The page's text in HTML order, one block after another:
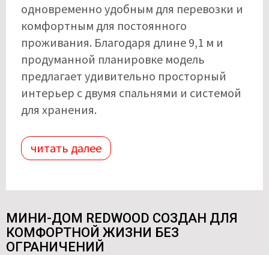
одновременно удобным для перевозки и
комфортным для постоянного
проживания. Благодаря длине 9,1 м и
продуманной планировке модель
предлагает удивительно просторный
интерьер с двумя спальнями и системой
для хранения.
читать далее
МИНИ-ДОМ REDWOOD СОЗДАН ДЛЯ
КОМФОРТНОЙ ЖИЗНИ БЕЗ
ОГРАНИЧЕНИЙ